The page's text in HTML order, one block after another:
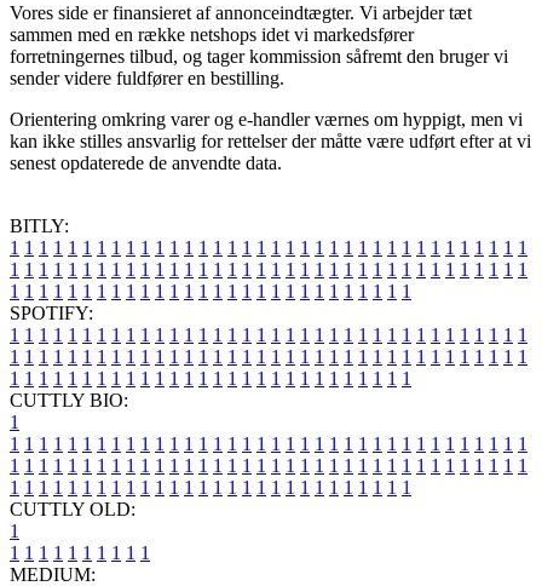
Vores side er finansieret af annonceindtægter. Vi arbejder tæt
sammen med en række netshops idet vi markedsfører
forretningernes tilbud, og tager kommission såfremt den bruger vi
sender videre fuldfører en bestilling.
Orientering omkring varer og e-handler værnes om hyppigt, men vi
kan ikke stilles ansvarlig for rettelser der måtte være udført efter at vi
senest opdaterede de anvendte data.
BITLY:
1 1 1 1 1 1 1 1 1 1 1 1 1 1 1 1 1 1 1 1 1 1 1 1 1 1 1 1 1 1 1 1 1 1 1 1
1 1 1 1 1 1 1 1 1 1 1 1 1 1 1 1 1 1 1 1 1 1 1 1 1 1 1 1 1 1 1 1 1 1 1 1
1 1 1 1 1 1 1 1 1 1 1 1 1 1 1 1 1 1 1 1 1 1 1 1 1 1 1 1
SPOTIFY:
1 1 1 1 1 1 1 1 1 1 1 1 1 1 1 1 1 1 1 1 1 1 1 1 1 1 1 1 1 1 1 1 1 1 1 1
1 1 1 1 1 1 1 1 1 1 1 1 1 1 1 1 1 1 1 1 1 1 1 1 1 1 1 1 1 1 1 1 1 1 1 1
1 1 1 1 1 1 1 1 1 1 1 1 1 1 1 1 1 1 1 1 1 1 1 1 1 1 1 1
CUTTLY BIO:
1
1 1 1 1 1 1 1 1 1 1 1 1 1 1 1 1 1 1 1 1 1 1 1 1 1 1 1 1 1 1 1 1 1 1 1 1
1 1 1 1 1 1 1 1 1 1 1 1 1 1 1 1 1 1 1 1 1 1 1 1 1 1 1 1 1 1 1 1 1 1 1 1
1 1 1 1 1 1 1 1 1 1 1 1 1 1 1 1 1 1 1 1 1 1 1 1 1 1 1 1
CUTTLY OLD:
1
1 1 1 1 1 1 1 1 1 1
MEDIUM: